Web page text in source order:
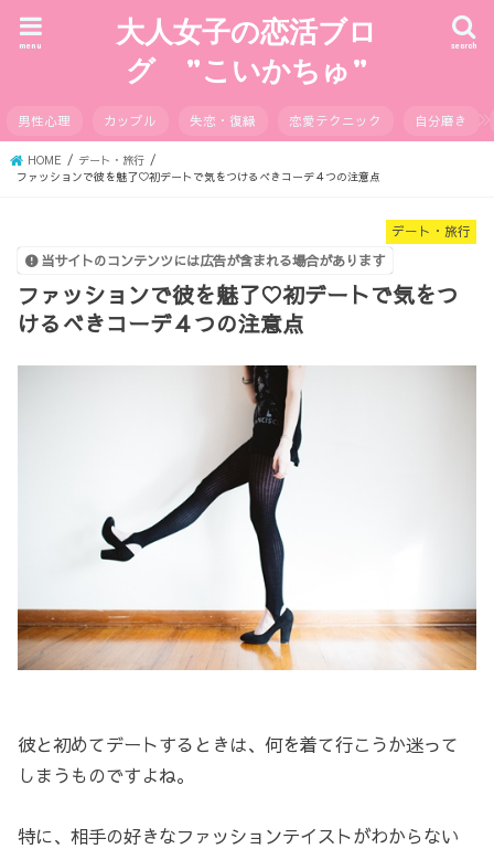
大人女子の恋活ブロ
グ ”こいかちゅ”
search
menu
男性心理 カップル 失恋・復縁 恋愛テクニック 自分磨き
HOME
デート・旅行
ファッションで彼を魅了♡初デートで気をつけるべきコーデ４つの注意点
デート・旅行
当サイトのコンテンツには広告が含まれる場合があります
ファッションで彼を魅了♡初デートで気をつ
けるべきコーデ４つの注意点
彼と初めてデートするときは、何を着て行こうか迷って
しまうものですよね。
特に、相手の好きなファッションテイストがわからない